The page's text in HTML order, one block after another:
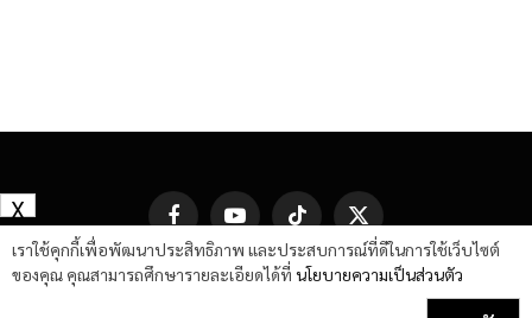
FacebookYouTube TikTok
X
(Twitter)
เราใช้คุกกี้เพื่อพัฒนาประสิทธิภาพ และประสบการณ์ที่ดีในการใช้เว็บไซต์
ของคุณ คุณสามารถศึกษารายละเอียดได้ที่ นโยบายความเป็นส่วนตัว
X